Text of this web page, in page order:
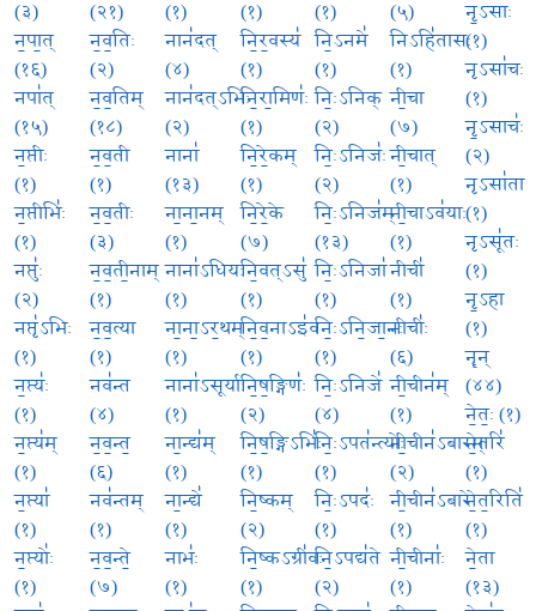
(३)
न॒पा॒त्
(१६)
नपा॑त्
(१५)
न॒प्तीः
(१)
न॒प्तीभिः॑
(१)
नप्तुः॑
(२)
नप्तृ॑ऽभिः
(१)
न॒प्त्यः॑
(१)
न॒प्त्य॑म्
(१)
न॒प्त्या॑
(१)
न॒प्त्योः॑
(१)
(२१)
न॒व॒तिः
(२)
न॒व॒तिम्
(१८)
न॒व॒ती
(१)
न॒व॒तीः
(३)
न॒व॒ती॒नाम्
(१)
न॒व॒त्या
(१)
नव॑न्त
(४)
न॒व॒न्त॒
(६)
नव॑न्तम्
(१)
न॒व॒न्ते॒
(७)
(१)
नान॑दत्
(४)
नान॑दत्ऽभिः
(२)
नाना॑
(१३)
ना॒ना॒नम्
(१)
नाना॑ऽधियः
(१)
ना॒ना॒ऽर॒थम्
(१)
नाना॑ऽसूर्याः
(१)
ना॒न्द्य॑म्
(१)
ना॒न्द्ये॑
(१)
नाभः॑
(१)
(१)
नि॒र॒वस्य॑
(१)
नि॒रा॒मिणः॑
(१)
नि॒रे॒कम्
(१)
नि॒रे॒के
(७)
नि॒वत्ऽसु॑
(१)
नि॒व॒नाऽइ॑व
(१)
नि॒ष॒ङ्गिणः॑
(२)
नि॒ष॒ङ्गिऽभिः॑
(१)
नि॒ष्कम्
(२)
नि॒ष्कऽग्री॑वः
(१)
(१)
नि॒ऽनमे॑
(१)
निः॒ऽनिक्
(२)
निः॒ऽनिजः॑
(२)
निः॒ऽनिज॑म्
(१३)
निः॒ऽनिजा॑
(१)
निः॒ऽनि॒जा॒नः
(१)
निः॒ऽनिजे॑
(४)
निः॒ऽपत॑न्त्योः
(१)
निः॒ऽपदः॑
(१)
नि॒ऽपद्य॑ते
(२)
(५)
निऽहि॑तासः
(१)
नी॒चा
(७)
नी॒चात्
(१)
नी॒चाऽव॑याः
(१)
नीची॑
(१)
नीचीः॑
(६)
नी॒चीन॑म्
(१)
नी॒चीन॑ऽबारम्
(२)
नी॒चीन॑ऽबारे
(१)
नी॒चीनाः॑
(१)
नृ॒ऽसाः
(१)
नृऽसा॑चः
(१)
नृ॒ऽसाचः॑
(२)
नृऽसा॑ता
(१)
नृऽसू॑तः
(१)
नृ॒ऽहा
(१)
नॄन्
(४४)
ने॒तः॒ (१)
ने॒तरि॑
(१)
ने॒त॒रिति॑
(१)
ने॒ता
(१३)